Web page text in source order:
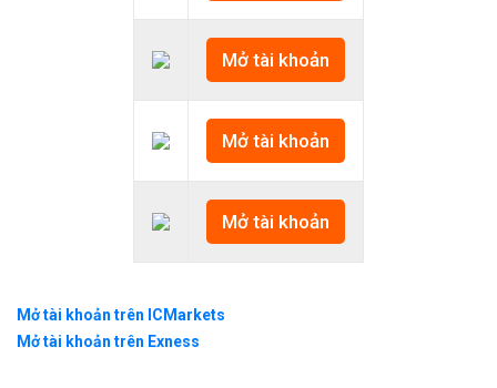
Mở tài khoản
Mở tài khoản
Mở tài khoản
Mở tài khoản trên ICMarkets
Mở tài khoản trên Exness